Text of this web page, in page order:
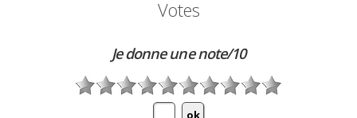
Votes
Je donne une note/10